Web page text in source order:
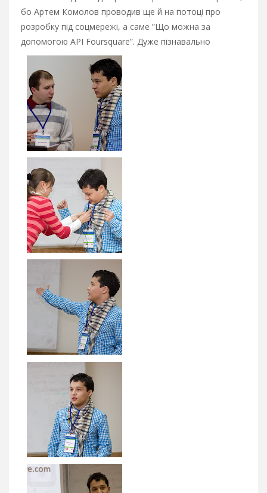
бо Артем Комолов проводив ще й на потоці про
розробку під соцмережі, а саме ”Що можна за
допомогою API Foursquare”. Дуже пізнавально